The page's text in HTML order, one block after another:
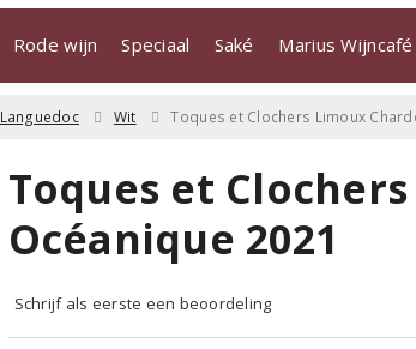
Rode wijn Speciaal Saké Marius Wijncafé
Languedoc Wit Toques et Clochers Limoux
Toques et
Océanique 2021
Schrijf als eerste een beoordeling